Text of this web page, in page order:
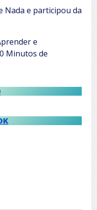
Nada e participou da
e
Minutos de